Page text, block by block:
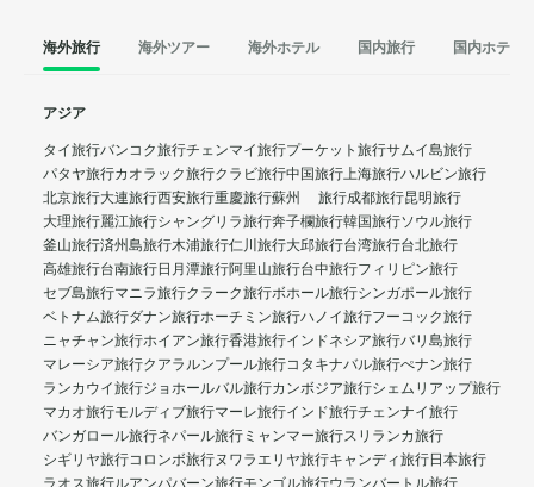
海外旅行 海外ツアー 海外ホテル 国内旅行 国内ホテル
アジア
タイ旅行バンコク旅行チェンマイ旅行プーケット旅行サムイ島旅行
パタヤ旅行カオラック旅行クラビ旅行中国旅行上海旅行ハルビン旅行
北京旅行大連旅行西安旅行重慶旅行蘇州 旅行成都旅行昆明旅行
大理旅行麗江旅行シャングリラ旅行奔子欄旅行韓国旅行ソウル旅行
釜山旅行済州島旅行木浦旅行仁川旅行大邱旅行台湾旅行台北旅行
高雄旅行台南旅行日月潭旅行阿里山旅行台中旅行フィリピン旅行
セブ島旅行マニラ旅行クラーク旅行ボホール旅行シンガポール旅行
ベトナム旅行ダナン旅行ホーチミン旅行ハノイ旅行フーコック旅行
ニャチャン旅行ホイアン旅行香港旅行インドネシア旅行バリ島旅行
マレーシア旅行クアラルンプール旅行コタキナバル旅行ぺナン旅行
ランカウイ旅行ジョホールバル旅行カンボジア旅行シェムリアップ旅行
マカオ旅行モルディブ旅行マーレ旅行インド旅行チェンナイ旅行
バンガロール旅行ネパール旅行 ミャンマー旅行スリランカ旅行
シギリヤ旅行コロンボ旅行ヌワラエリヤ旅行キャンディ旅行日本旅行